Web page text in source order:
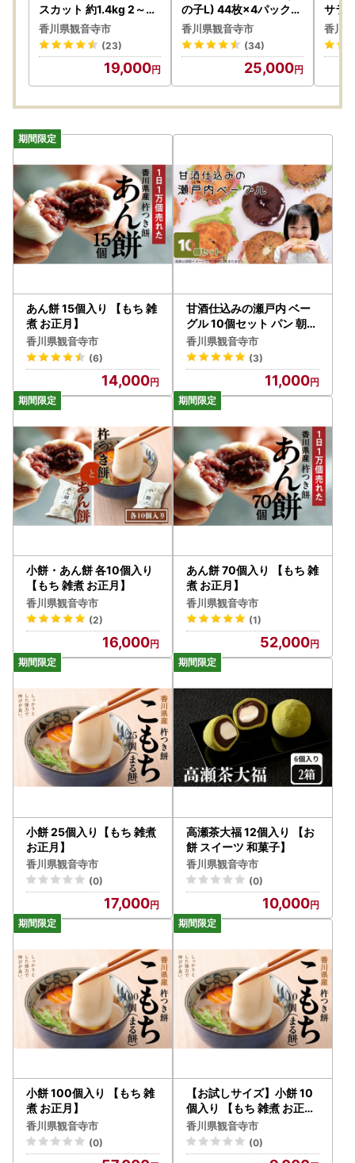
スカット 約1.4kg 2～4
房入り ぶどう 香川県産
種なし 果物 葡萄 フルー
ツ 甘い 送料無料 冷蔵 期
間限定 年内発送 おいし
い 高評価 採れたて 産地
香川県観音寺市
(23)
19,000
の子L) 44枚×4パックセ
ット パンツタイプ ベビ
ー 赤ちゃん ユニ・チャ
ーム
香川県観音寺市
(34)
25,000
サラ
ギュ
ット
ゃん
香川
あん餅 15個入り 【もち 雑
煮 お正月】
香川県観音寺市
(6)
14,000
甘酒仕込みの瀬戸内 ベー
グル 10個セット パン 朝食
おやつ やさしい甘み サン
ドウィッチ
香川県観音寺市
(3)
11,000
小餅・あん餅 各10個入り
【もち 雑煮 お正月】
香川県観音寺市
(2)
16,000
あん餅 70個入り 【もち 雑
煮 お正月】
香川県観音寺市
(1)
52,000
小餅 25個入り【もち 雑煮
お正月】
香川県観音寺市
(0)
17,000
高瀬茶大福 12個入り 【お
餅 スイーツ 和菓子】
香川県観音寺市
(0)
10,000
小餅 100個入り 【もち 雑
煮 お正月】
香川県観音寺市
(0)
【お試しサイズ】小餅 10
個入り 【もち 雑煮 お正月
】
香川県観音寺市
(0)